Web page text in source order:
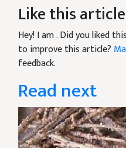
Like this
Hey! I am. Did you liked
to improve this article?
feedback.
Read next